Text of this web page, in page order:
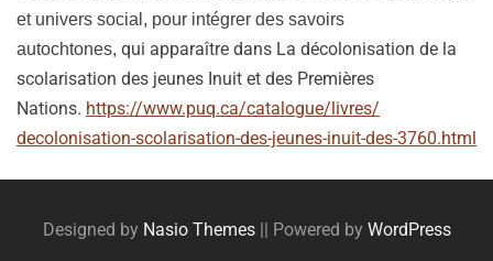
et univers social, pour intégrer des savoirs
autochtones, qui apparaître dans La décolonisation de la
scolarisation des jeunes Inuit et des Premières
Nations. https://www.puq.ca/catalogue/livres/
decolonisation-scolarisation-des-jeunes-inuit-des-3760.html
Designed by Nasio Themes || Powered by WordPress